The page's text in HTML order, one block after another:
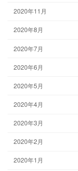
2020年11月
2020年8月
2020年7月
2020年6月
2020年5月
2020年4月
2020年3月
2020年2月
2020年1月